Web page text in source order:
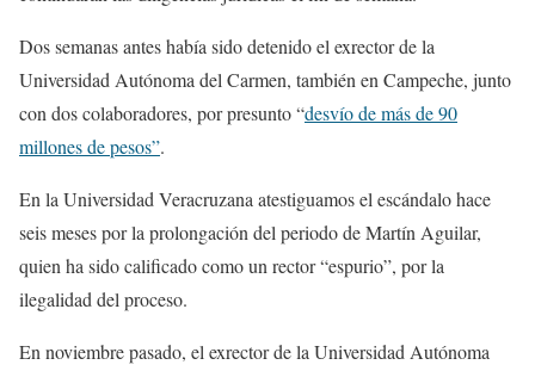
Dos semanas antes había sido detenido el exrector de la
Universidad Autónoma del Carmen, también en Campeche, junto
con dos colaboradores, por presunto “desvío de más de 90
millones de pesos”.
En la Universidad Veracruzana atestiguamos el escándalo hace
seis meses por la prolongación del periodo de Martín Aguilar,
quien ha sido calificado como un rector “espurio”, por la
ilegalidad del proceso.
En noviembre pasado, el exrector de la Universidad Autónoma